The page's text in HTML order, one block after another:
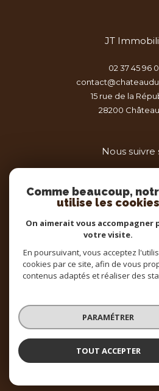
JT
02 37 45 96
15 rue de la
28200
Nous suivre
Adhérents
© 2026 | Tous droits réservés |
Google |
Nos honoraires
Plan du site
Admin
Nos liens Politique
Comme beaucoup,
utilise les cookies
On aimerait vous accompagner
votre visite.
En poursuivant, vous acceptez
cookies par ce site, afin de vous
contenus adaptés et réaliser des
PARAMÉTRER
TOUT ACCEPTER